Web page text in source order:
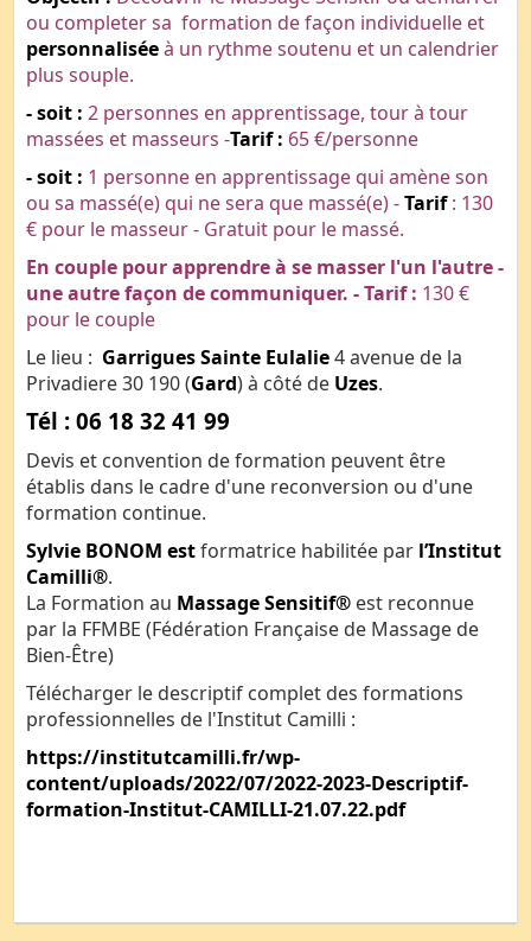
ou completer sa formation de façon individuelle et
personnaliséeà un rythme soutenu et un calendrier
plus souple.
- soit : 2 personnes en apprentissage, tour à tour
massées et masseurs -Tarif : 65 €/personne
- soit : 1 personne en apprentissage qui amène son
ou sa massé(e) qui ne sera que massé(e) -Tarif: 130
€ pour le masseur - Gratuit pour le massé.
En couple pour apprendre à se masser l'un l'autre -
une autre façon de communiquer. - Tarif : 130 €
pour le couple
Le lieu : Garrigues Sainte Eulalie4 avenue de la
Privadiere 30 190 (Gard) à côté de Uzes.
Tél : 06 18 32 41 99
Devis et convention de formation peuvent être
établis dans le cadre d'une reconversion ou d'une
formation continue.
Sylvie BONOM estformatrice habilitée par l’Institut
Camilli®.
La Formation au Massage Sensitif® est reconnue
par la FFMBE (Fédération Française de Massage de
Bien-Être)
Télécharger le descriptif complet des formations
professionnelles de l'Institut Camilli :
https://institutcamilli.fr/wp-
content/uploads/2022/07/2022-2023-Descriptif-
formation-Institut-CAMILLI-21.07.22.pdf